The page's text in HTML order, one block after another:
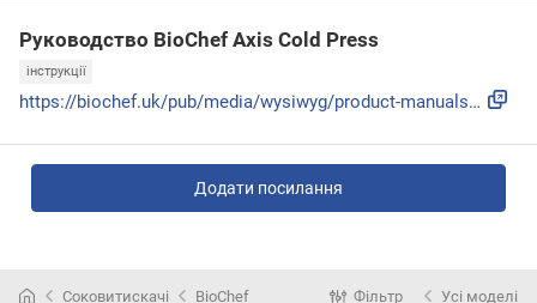
Руководство BioChef Axis Cold Press
інструкції
https://biochef.uk/pub/media/wysiwyg/product-manuals/Axis-M...
Додати посилання
Соковитискачі BioChef Фільтр Усі моделі